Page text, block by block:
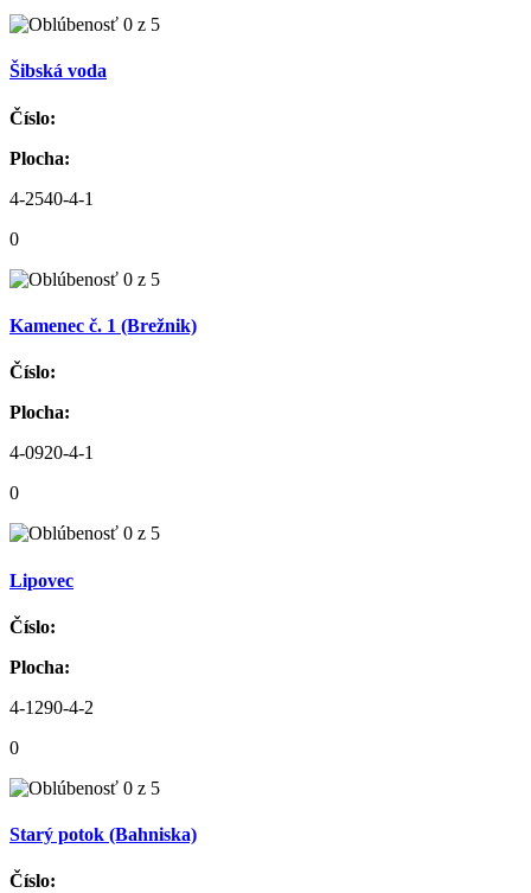
Šibská voda
Číslo:
Plocha:
4-2540-4-1
0
Kamenec č. 1 (Brežnik)
Číslo:
Plocha:
4-0920-4-1
0
Lipovec
Číslo:
Plocha:
4-1290-4-2
0
Starý potok (Bahniska)
Číslo: